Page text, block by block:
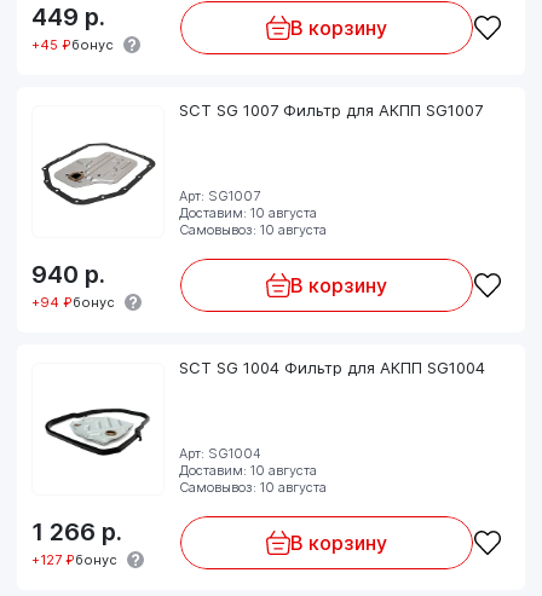
449 р.
+45 ₽бонус
В корзину
SCT SG 1007 Фильтр для АКПП SG1007
Арт: SG1007
Доставим: 10 августа
Самовывоз: 10 августа
940 р.
+94 ₽бонус
В корзину
SCT SG 1004 Фильтр для АКПП SG1004
Арт: SG1004
Доставим: 10 августа
Самовывоз: 10 августа
1 266 р.
+127 ₽бонус
В корзину